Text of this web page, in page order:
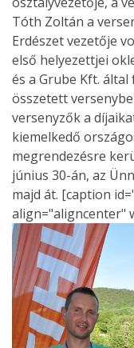
Tóth Zoltán a
Erdészet vezetője
első helyezettjei
és a Grube Kft.
összetett
versenyzők a
kiemelkedő
megrendezésre
június 30-án, az
majd át. [caption
align="aligncenter"